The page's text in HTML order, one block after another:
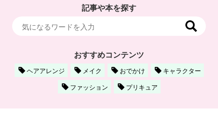
記事や本を探す
おすすめコンテンツ
ヘアアレンジ メイク おでかけ
キャラクター
ファッション
プリキュア